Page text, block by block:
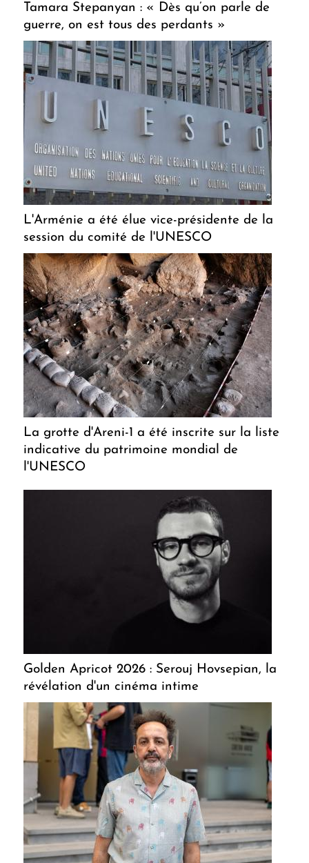
Tamara Stepanyan : « Dès qu’on parle de
guerre, on est tous des perdants »
L'Arménie a été élue vice-présidente de la
session du comité de l'UNESCO
La grotte d'Areni-1 a été inscrite sur la liste
indicative du patrimoine mondial de
l'UNESCO
Golden Apricot 2026 : Serouj Hovsepian, la
révélation d'un cinéma intime